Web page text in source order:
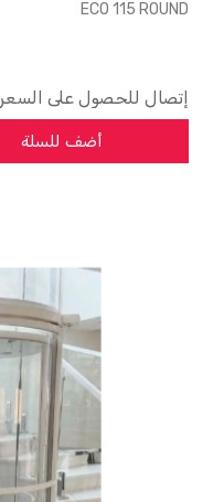
ECO 115 ROUND
إتصال للحصول على السعر
أضف للسلة